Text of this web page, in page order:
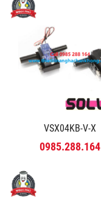
VSX04KB-V-X
0985.288.164